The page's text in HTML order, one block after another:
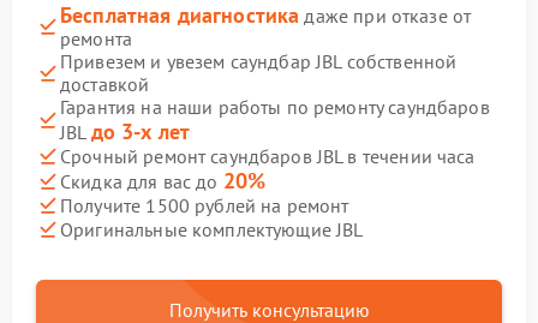
Бесплатная диагностика даже при отказе от
ремонта
Привезем и увезем саундбар JBL собственной
доставкой
Гарантия на наши работы по ремонту саундбаров
JBL до 3-х лет
Срочный ремонт саундбаров JBL в течении часа
Скидка для вас до 20%
Получите 1500 рублей на ремонт
Оригинальные комплектующие JBL
Получить консультацию